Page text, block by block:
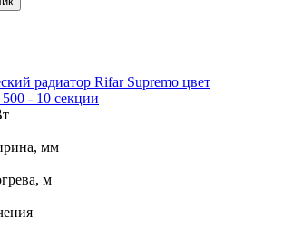
радиатор Rifar Supremo цвет
- 10 секции
мм
м